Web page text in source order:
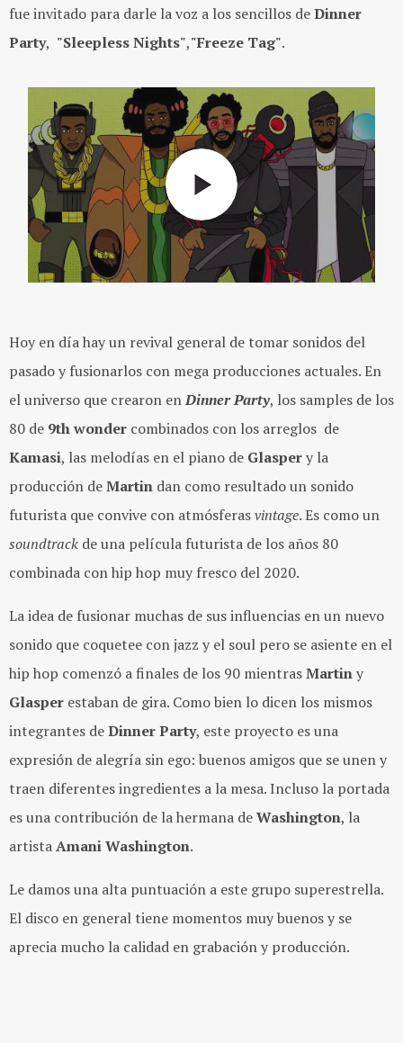
fue invitado para darle la voz a los sencillos deDinner
Party, "Sleepless Nights","Freeze Tag".
Hoy en día hay un revival general de tomar sonidos del
pasado y fusionarlos con mega producciones actuales.En
el universo que crearon enDinner Party, los samples de los
80 de 9th wonder combinados con los arreglos de
Kamasi, las melodías en el piano de Glaspery la
producción deMartin dan como resultado un sonido
futurista que convive con atmósferasvintage. Es como un
soundtrack de una película futurista de los años 80
combinada con hip hop muy fresco del 2020.
La idea de fusionar muchas de sus influencias en un nuevo
sonido que coquetee con jazz y el soul pero se asiente en el
hip hop comenzó a finales de los 90 mientrasMartiny
Glasper estaban de gira. Como bien lo dicen los mismos
integrantes deDinner Party, este proyecto es una
expresión de alegría sin ego: buenos amigos que se unen y
traen diferentes ingredientes a la mesa. Incluso la portada
es una contribución de la hermana deWashington, la
artistaAmani Washington.
Le damos una alta puntuación a este grupo superestrella.
El disco en general tiene momentos muy buenos y se
aprecia mucho la calidad en grabación y producción.